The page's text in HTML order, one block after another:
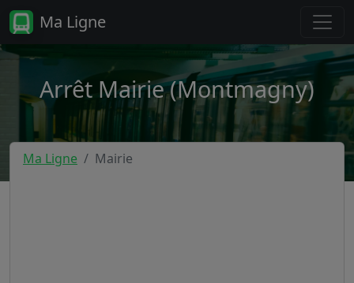
Ma Ligne
Arrêt Mairie (Montmagny)
Ma Ligne Mairie